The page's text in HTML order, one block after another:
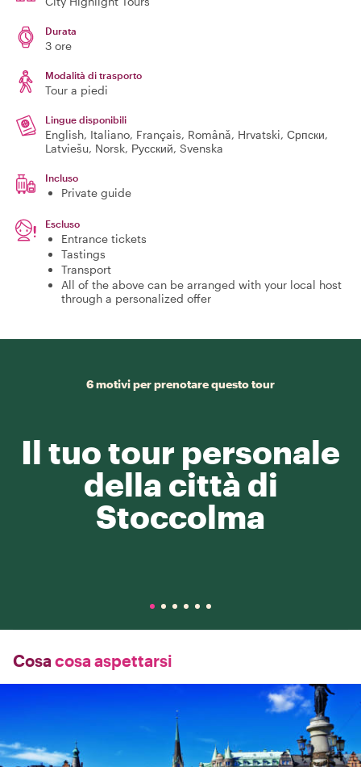
Durata
3 ore
Modalità di trasporto
Tour a piedi
Lingue disponibili
English, Italiano, Français, Română, Hrvatski, Српски,
Latviešu, Norsk, Русский, Svenska
Incluso
Private guide
Escluso
Entrance tickets
Tastings
Transport
All of the above can be arranged with your local host
through a personalized offer
6 motivi per prenotare questo tour
Il tuo tour personale
della città di
Stoccolma
Cosa cosa aspettarsi